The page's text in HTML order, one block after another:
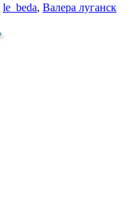
le_beda, Валера луганск